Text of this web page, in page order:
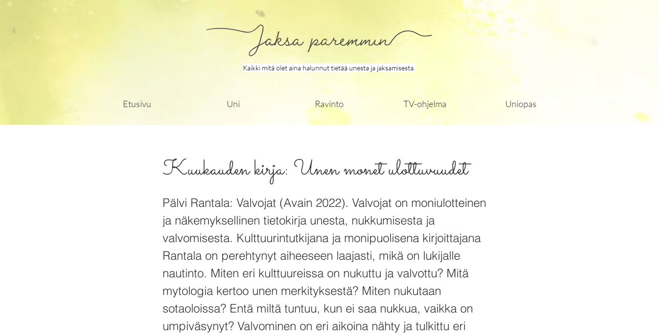
Kaikki mitä olet aina halunnut tietää unesta ja jaksamisesta.
Etusivu Uni Ravinto TV-ohjelma Uniopas
Kuukauden kirja: Unen monet ulottuvuudet
Pälvi Rantala: Valvojat (Avain 2022). Valvojat on moniulotteinen
ja näkemyksellinen tietokirja unesta, nukkumisesta ja
valvomisesta. Kulttuurintutkijana ja monipuolisena kirjoittajana
Rantala on perehtynyt aiheeseen laajasti, mikä on lukijalle
nautinto. Miten eri kulttuureissa on nukuttu ja valvottu? Mitä
mytologia kertoo unen merkityksestä? Miten nukutaan
sotaoloissa? Entä miltä tuntuu, kun ei saa nukkua, vaikka on
umpiväsynyt? Valvominen on eri aikoina nähty ja tulkittu eri